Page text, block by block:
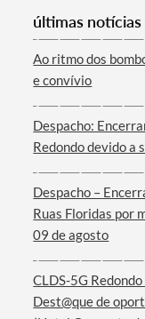
Termo de
últimas notícias
Ao ritmo dos
e convívio
Despacho:
Redondo devido a
Despacho –
Ruas Floridas por
09 de agosto
CLDS-5G
Dest@que de